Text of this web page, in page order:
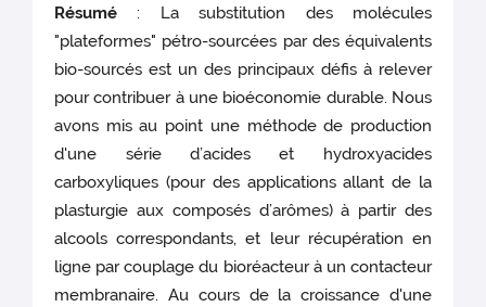
Résumé : La substitution des molécules
"plateformes" pétro-sourcées par des équivalents
bio-sourcés est un des principaux défis à relever
pour contribuer à une bioéconomie durable. Nous
avons mis au point une méthode de production
d'une série d’acides et hydroxyacides
carboxyliques (pour des applications allant de la
plasturgie aux composés d’arômes) à partir des
alcools correspondants, et leur récupération en
ligne par couplage du bioréacteur à un contacteur
membranaire. Au cours de la croissance d'une